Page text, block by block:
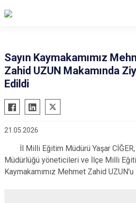
Beşiri
Hasankeyf
Sayın Kaymakamımız
Zahid UZUN Makamında
Edildi
21.05.2026
İl Milli Eğitim Müdürü Yaşar
Müdürlüğü yöneticileri ve İlçe Milli
Kaymakamımız Mehmet Zahid